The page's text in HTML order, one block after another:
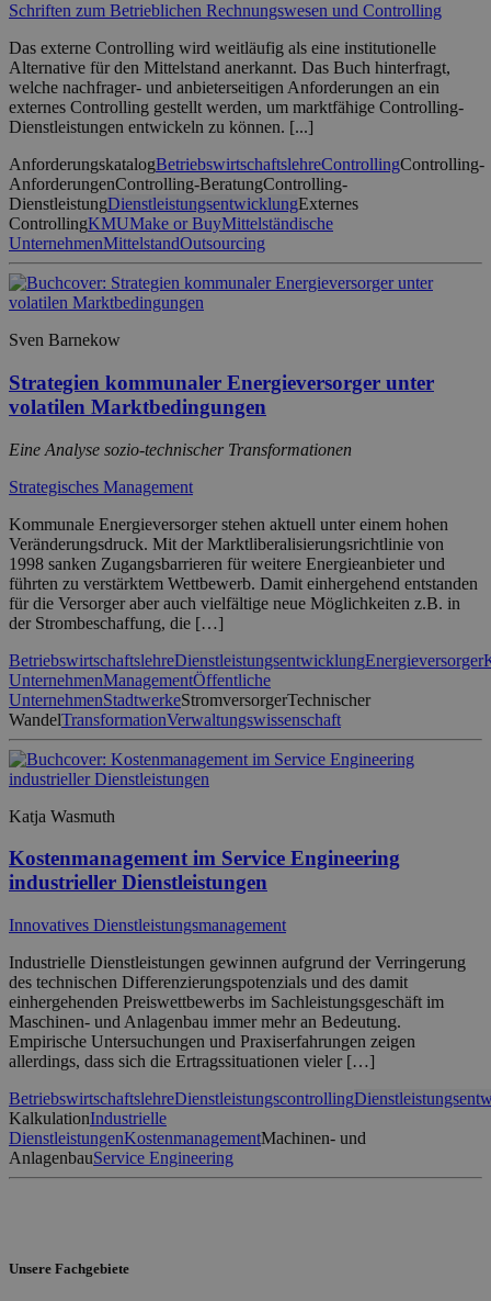
Schriften zum Betrieblichen Rechnungswesen und Controlling
Das externe Controlling wird weitläufig als eine institutionelle
Alternative für den Mittelstand anerkannt. Das Buch hinterfragt,
welche nachfrager- und anbieterseitigen Anforderungen an ein
externes Controlling gestellt werden, um marktfähige Controlling-
Dienstleistungen entwickeln zu können. [...]
AnforderungskatalogBetriebswirtschaftslehreControllingControlling-
AnforderungenControlling-BeratungControlling-
DienstleistungDienstleistungsentwicklungExternes
ControllingKMUMake or BuyMittelständische
UnternehmenMittelstandOutsourcing
Sven Barnekow
Strategien kommunaler Energieversorger unter
volatilen Marktbedingungen
Eine Analyse sozio-technischer Transformationen
Strategisches Management
Kommunale Energieversorger stehen aktuell unter einem hohen
Veränderungsdruck. Mit der Marktliberalisierungsrichtlinie von
1998 sanken Zugangsbarrieren für weitere Energieanbieter und
führten zu verstärktem Wettbewerb. Damit einhergehend entstanden
für die Versorger aber auch vielfältige neue Möglichkeiten z.B. in
der Strombeschaffung, die […]
BetriebswirtschaftslehreDienstleistungsentwicklungEnergieversorger
UnternehmenManagementÖffentliche
UnternehmenStadtwerkeStromversorgerTechnischer
WandelTransformationVerwaltungswissenschaft
Katja Wasmuth
Kostenmanagement im Service Engineering
industrieller Dienstleistungen
Innovatives Dienstleistungsmanagement
Industrielle Dienstleistungen gewinnen aufgrund der Verringerung
des technischen Differenzierungspotenzials und des damit
einhergehenden Preiswettbewerbs im Sachleistungsgeschäft im
Maschinen- und Anlagenbau immer mehr an Bedeutung.
Empirische Untersuchungen und Praxiserfahrungen zeigen
allerdings, dass sich die Ertragssituationen vieler […]
BetriebswirtschaftslehreDienstleistungscontrolling
KalkulationIndustrielle
DienstleistungenKostenmanagementMachinen- und
AnlagenbauService Engineering
Unsere Fachgebiete